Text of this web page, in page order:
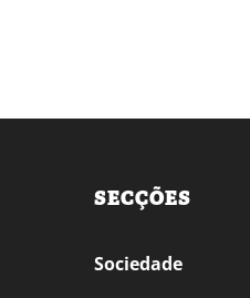
SECÇÕES
Sociedade